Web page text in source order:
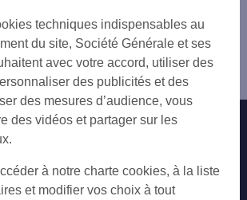
SAUVEUR
LIBERTE
Nous contacter
Autres sites SG
Professionnels
techniques indispensables au
du site, Société Générale et ses
avec votre accord, utiliser des
des publicités et des
des mesures d’audience, vous
des vidéos et partager sur les
à notre charte cookies, à la liste
et modifier vos choix à tout